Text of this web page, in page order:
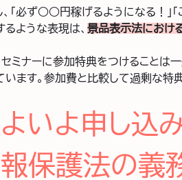
、「必ず○○円稼げるようになる！」
るような表現は、 景品表示法におけ
セミナーに参加特典をつけることは
います。参加費と比較して過剰な特
いよ申し込
保護法の義